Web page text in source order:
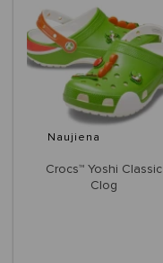
Naujiena
Crocs™ Yoshi Classic
Clog